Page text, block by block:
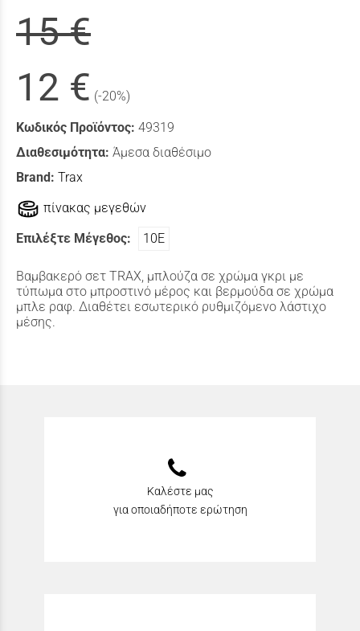
15 €
12 € (-20%)
Κωδικός Προϊόντος: 49319
Διαθεσιμότητα: Άμεσα διαθέσιμο
Brand: Trax
πίνακας μεγεθών
Επιλέξτε Μέγεθος: 10Ε
Βαμβακερό σετ TRAX, μπλούζα σε χρώμα γκρι με
τύπωμα στο μπροστινό μέρος και βερμούδα σε χρώμα
μπλε ραφ. Διαθέτει εσωτερικό ρυθμιζόμενο λάστιχο
μέσης.
Καλέστε μας
για οποιαδήποτε ερώτηση